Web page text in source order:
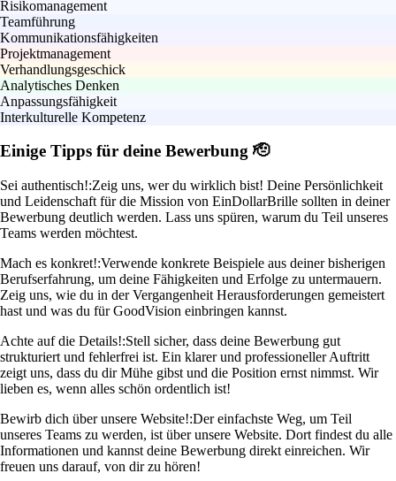
Risikomanagement
Teamführung
Kommunikationsfähigkeiten
Projektmanagement
Verhandlungsgeschick
Analytisches Denken
Anpassungsfähigkeit
Interkulturelle Kompetenz
Einige Tipps für deine Bewerbung 🫡
Sei authentisch!:Zeig uns, wer du wirklich bist! Deine Persönlichkeit
und Leidenschaft für die Mission von EinDollarBrille sollten in deiner
Bewerbung deutlich werden. Lass uns spüren, warum du Teil unseres
Teams werden möchtest.
Mach es konkret!:Verwende konkrete Beispiele aus deiner bisherigen
Berufserfahrung, um deine Fähigkeiten und Erfolge zu untermauern.
Zeig uns, wie du in der Vergangenheit Herausforderungen gemeistert
hast und was du für GoodVision einbringen kannst.
Achte auf die Details!:Stell sicher, dass deine Bewerbung gut
strukturiert und fehlerfrei ist. Ein klarer und professioneller Auftritt
zeigt uns, dass du dir Mühe gibst und die Position ernst nimmst. Wir
lieben es, wenn alles schön ordentlich ist!
Bewirb dich über unsere Website!:Der einfachste Weg, um Teil
unseres Teams zu werden, ist über unsere Website. Dort findest du alle
Informationen und kannst deine Bewerbung direkt einreichen. Wir
freuen uns darauf, von dir zu hören!